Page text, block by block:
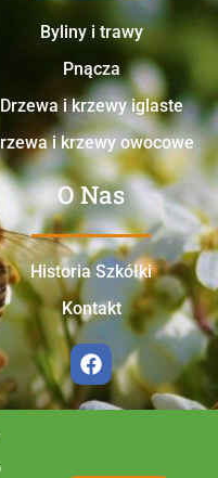
Byliny i trawy
Pnącza
Drzewa i krzewy iglaste
i krzewy owocowe
O Nas
Historia Szkółki
Kontakt